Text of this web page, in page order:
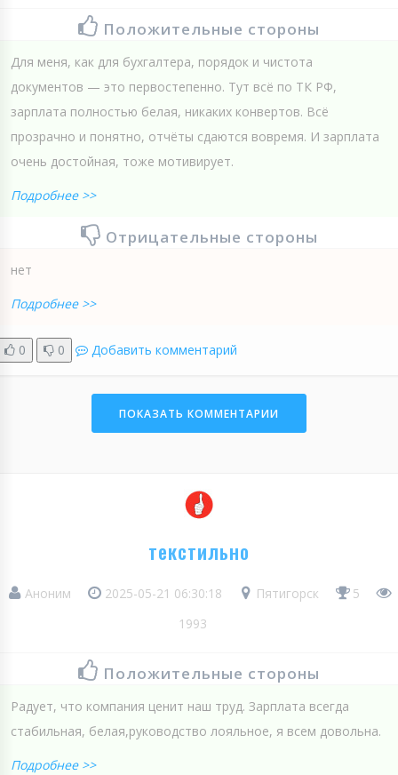
Положительные стороны
Для меня, как для бухгалтера, порядок и чистота
документов — это первостепенно. Тут всё по ТК РФ,
зарплата полностью белая, никаких конвертов. Всё
прозрачно и понятно, отчёты сдаются вовремя. И зарплата
очень достойная, тоже мотивирует.
Подробнее >>
Отрицательные стороны
нет
Подробнее >>
0 0 Добавить комментарий
ПОКАЗАТЬ КОММЕНТАРИИ
текстильно
Аноним 2025-05-21 06:30:18 Пятигорск
5
1993
Положительные стороны
Радует, что компания ценит наш труд. Зарплата всегда
стабильная, белая,руководство лояльное, я всем довольна.
Подробнее >>